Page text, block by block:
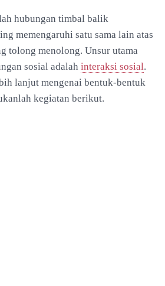
hubungan timbal balik
memengaruhi satu sama lain atas
tolong menolong. Unsur utama
sosial adalah interaksi sosial.
lanjut mengenai bentuk-bentuk
kegiatan berikut.